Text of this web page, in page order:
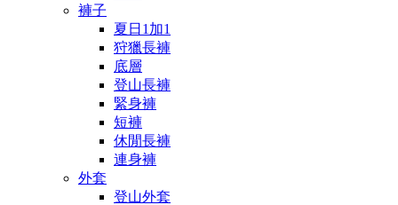
褲子
夏日1加1
狩獵長褲
底層
登山長褲
緊身褲
短褲
休閒長褲
連身褲
外套
登山外套